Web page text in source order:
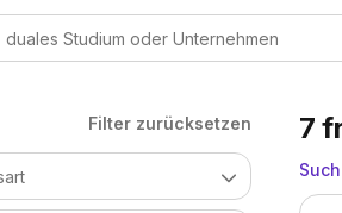
Filter zurücksetzen 7